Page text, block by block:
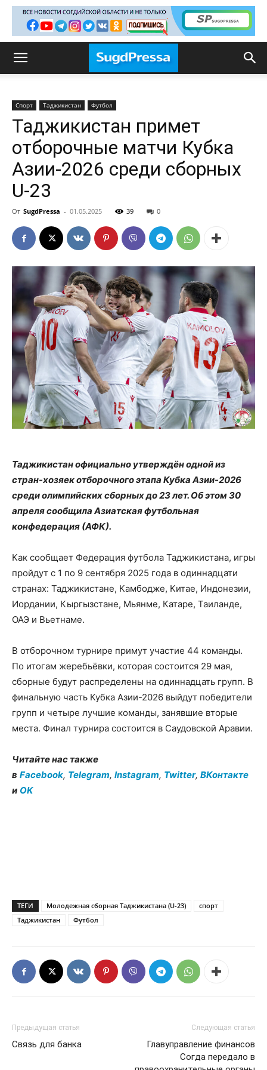
Спорт Таджикистан Футбол
Таджикистан примет
отборочные матчи Кубка
Азии-2026 среди сборных
U-23
От SugdPressa - 01.05.2025 39 0
Таджикистан официально утверждён одной из
стран-хозяек отборочного этапа Кубка Азии-2026
среди олимпийских сборных до 23 лет. Об этом 30
апреля сообщила Азиатская футбольная
конфедерация (АФК).
Как сообщает Федерация футбола Таджикистана, игры
пройдут с 1 по 9 сентября 2025 года в одиннадцати
странах: Таджикистане, Камбодже, Китае, Индонезии,
Иордании, Кыргызстане, Мьянме, Катаре, Таиланде,
ОАЭ и Вьетнаме.
В отборочном турнире примут участие 44 команды.
По итогам жеребьёвки, которая состоится 29 мая,
сборные будут распределены на одиннадцать групп. В
финальную часть Кубка Азии-2026 выйдут победители
групп и четыре лучшие команды, занявшие вторые
места. Финал турнира состоится в Саудовской Аравии.
Читайте нас также
в Facebook, Telegram, Instagram, Twitter, ВКонтакте
и OK
ТЕГИ Молодежная сборная Таджикистана (U-23)
спорт
Таджикистан
Футбол
Предыдущая статья
Связь для банка
Следующая статья
Главуправление финансов
Согда передало в